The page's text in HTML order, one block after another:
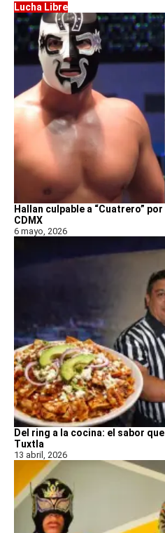
Lucha Libre
Hallan culpable a “Cuatrero”
CDMX
6 mayo, 2026
Del ring a la cocina: el sabor
Tuxtla
13 abril, 2026